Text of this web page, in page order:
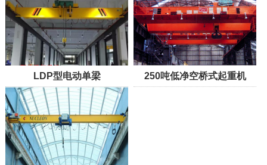
LDP型电动单梁 250吨低净空桥式起重机